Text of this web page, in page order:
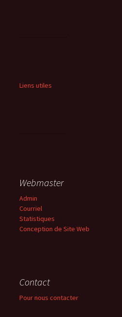
Liens utiles
Webmaster
Admin
Courriel
Statistiques
Conception de Site Web
Contact
Pour nous contacter